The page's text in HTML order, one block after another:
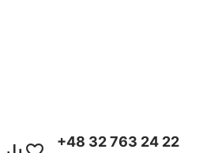
+48 32 763 24 22